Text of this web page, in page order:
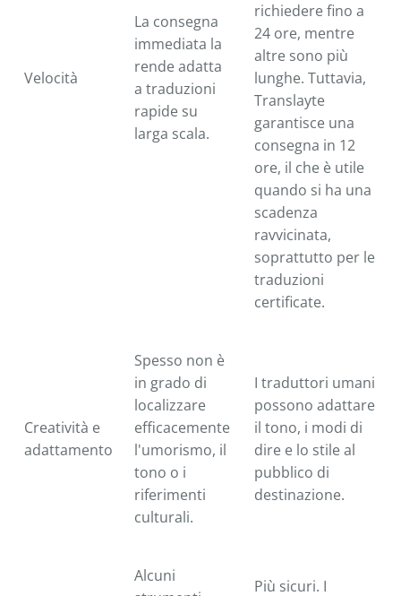
Velocità
La consegna
immediata la
rende adatta
a traduzioni
rapide su
larga scala.
richiedere fino a
24 ore, mentre
altre sono più
lunghe. Tuttavia,
Translayte
garantisce una
consegna in 12
ore, il che è utile
quando si ha una
scadenza
ravvicinata,
soprattutto per le
traduzioni
certificate.
Creatività e
adattamento
Spesso non è
in grado di
localizzare
efficacemente
l'umorismo, il
tono o i
riferimenti
culturali.
I traduttori umani
possono adattare
il tono, i modi di
dire e lo stile al
pubblico di
destinazione.
Alcuni
Più sicuri. I